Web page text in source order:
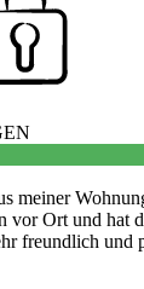
meiner
vor Ort und hat
freundlich und